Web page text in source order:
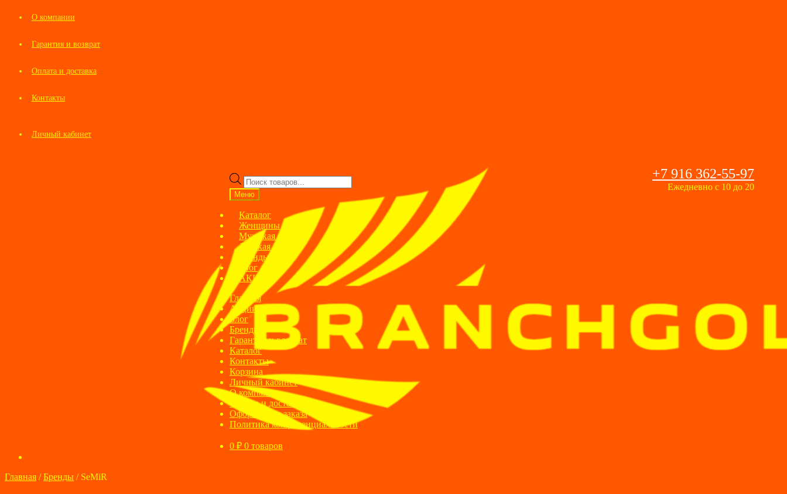
О компании
Гарантия и возврат
Оплата и доставка
Контакты
Личный кабинет
Поиск
товаров
+7 916 362-55-97
Ежедневно с 10 до 20
Меню
Каталог
Женщины
Мужская одежда
Детская одежда
Бренды
Блог
АКЦИИ
Главная
Акции
Блог
Бренды
Гарантия и возврат
Каталог
Контакты
Корзина
Личный кабинет
О компании
Оплата и доставка
Оформление заказа
Политика конфиденциальности
0 ₽ 0 товаров
Главная /Бренды / SeMiR